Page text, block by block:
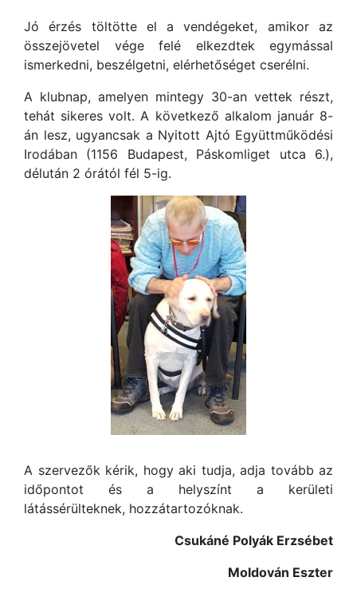
Jó érzés töltötte el a vendégeket, amikor az
összejövetel vége felé elkezdtek egymással
ismerkedni, beszélgetni, elérhetőséget cserélni.
A klubnap, amelyen mintegy 30-an vettek részt,
tehát sikeres volt. A következő alkalom január 8-
án lesz, ugyancsak a Nyitott Ajtó Együttműködési
Irodában (1156 Budapest, Páskomliget utca 6.),
délután 2 órától fél 5-ig.
A szervezők kérik, hogy aki tudja, adja tovább az
időpontot és a helyszínt a kerületi
látássérülteknek, hozzátartozóknak.
Csukáné Polyák Erzsébet
Moldován Eszter